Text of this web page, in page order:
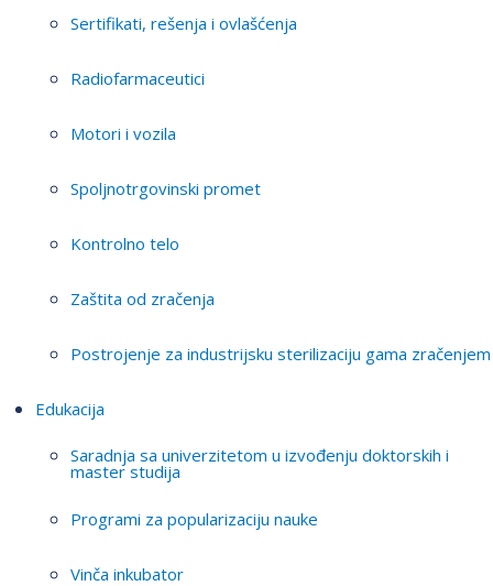
Sertifikati, rešenja i ovlašćenja
Radiofarmaceutici
Motori i vozila
Spoljnotrgovinski promet
Kontrolno telo
Zaštita od zračenja
Postrojenje za industrijsku sterilizaciju gama zračenjem
Edukacija
Saradnja sa univerzitetom u izvođenju doktorskih i
master studija
Programi za popularizaciju nauke
Vinča inkubator